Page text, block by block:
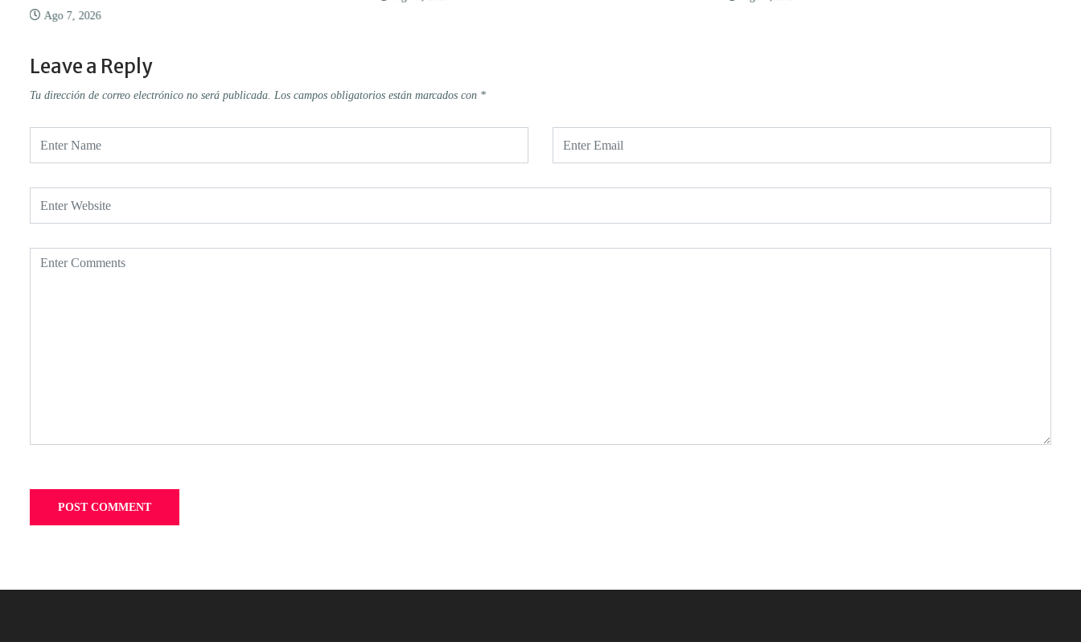
Ago 7, 2026
Leave a Reply
Tu dirección de correo electrónico no será publicada. Los campos obligatorios están marcados con *